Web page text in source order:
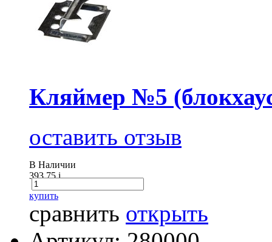
Кляймер №5
оставить отзыв
В Наличии
393.75i
купить
сравнить открыть